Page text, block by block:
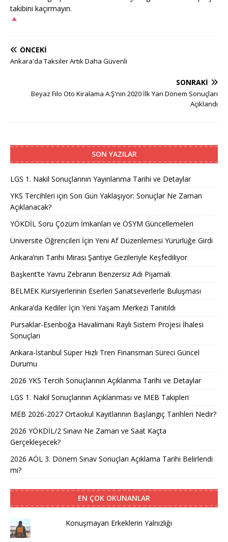
takibini kaçırmayın.
ÖNCEKI
Ankara'da Taksiler Artık Daha Güvenli
SONRAKI
Beyaz Filo Oto Kiralama A.Ş'nin 2020 İlk Yarı Dönem Sonuçları
Açıklandı
SON YAZILAR
LGS 1. Nakil Sonuçlarının Yayınlanma Tarihi ve Detaylar
YKS Tercihleri için Son Gün Yaklaşıyor: Sonuçlar Ne Zaman
Açıklanacak?
YÖKDİL Soru Çözüm İmkanları ve ÖSYM Güncellemeleri
Üniversite Öğrencileri İçin Yeni Af Düzenlemesi Yürürlüğe Girdi
Ankara’nın Tarihi Mirası Şantiye Gezileriyle Keşfediliyor
Başkent’te Yavru Zebranın Benzersiz Adı Pijamalı
BELMEK Kursiyerlerinin Eserleri Sanatseverlerle Buluşması
Ankara’da Kediler İçin Yeni Yaşam Merkezi Tanıtıldı
Pursaklar-Esenboğa Havalimanı Raylı Sistem Projesi İhalesi
Sonuçları
Ankara-İstanbul Süper Hızlı Tren Finansman Süreci Güncel
Durumu
2026 YKS Tercih Sonuçlarının Açıklanma Tarihi ve Detaylar
LGS 1. Nakil Sonuçlarının Açıklanması ve MEB Takipleri
MEB 2026-2027 Ortaokul Kayıtlarının Başlangıç Tarihleri Nedir?
2026 YÖKDİL/2 Sınavı Ne Zaman ve Saat Kaçta
Gerçekleşecek?
2026 AÖL 3. Dönem Sınav Sonuçları Açıklama Tarihi Belirlendi
mi?
EN ÇOK OKUNANLAR
Konuşmayan Erkeklerin Yalnızlığı